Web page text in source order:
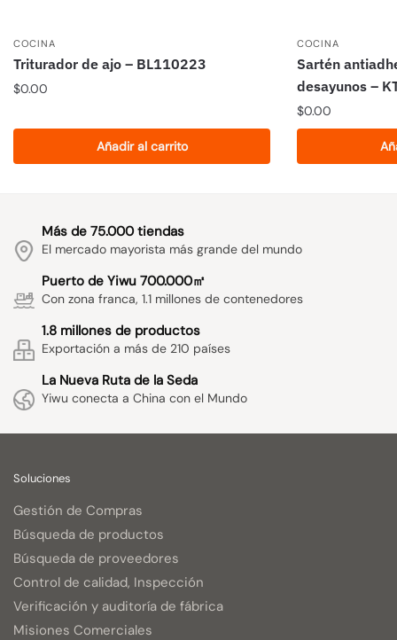
COCINA
Triturador de ajo – BL110223
$0.00
Añadir al carrito
COCINA
Sartén
desayunos –
$0.00
Más de 75.000 tiendas
El mercado mayorista más grande del mundo
Puerto de Yiwu 700.000㎡
Con zona franca, 1.1 millones de contenedores
1.8 millones de productos
Exportación a más de 210 países
La Nueva Ruta de la Seda
Yiwu conecta a China con el Mundo
Soluciones
Gestión de Compras
Búsqueda de productos
Búsqueda de proveedores
Control de calidad, Inspección
Verificación y auditoría de fábrica
Misiones Comerciales